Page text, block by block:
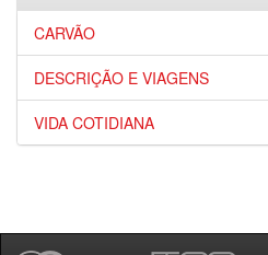
CARVÃO
DESCRIÇÃO E VIAGENS
VIDA COTIDIANA